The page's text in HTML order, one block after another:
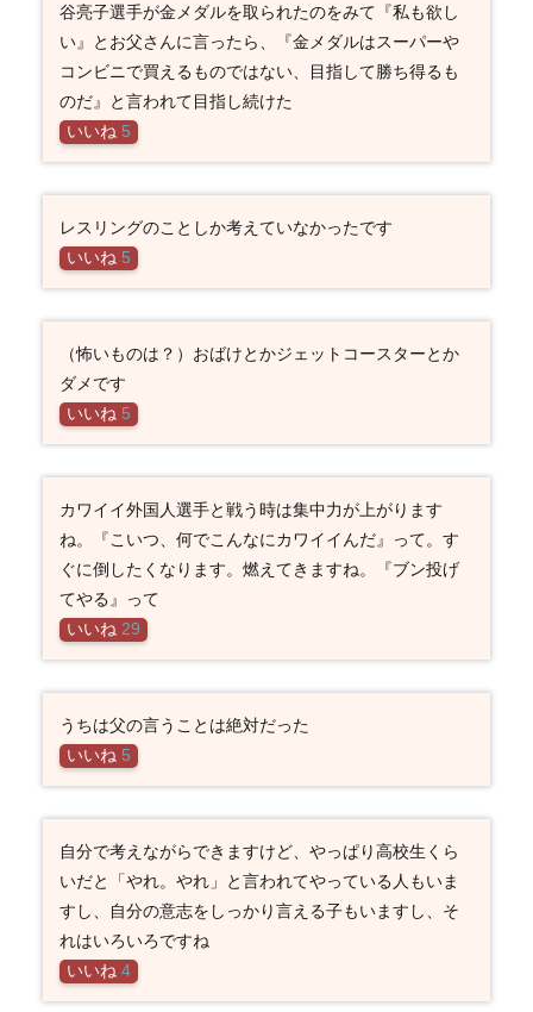
谷亮子選手が金メダルを取られたのをみて『私も欲し
い』とお父さんに言ったら、『金メダルはスーパーや
コンビニで買えるものではない、目指して勝ち得るも
のだ』と言われて目指し続けた
いいね 5
レスリングのことしか考えていなかったです
いいね 5
（怖いものは？）おばけとかジェットコースターとか
ダメです
いいね 5
カワイイ外国人選手と戦う時は集中力が上がります
ね。『こいつ、何でこんなにカワイイんだ』って。す
ぐに倒したくなります。燃えてきますね。『ブン投げ
てやる』って
いいね 29
うちは父の言うことは絶対だった
いいね 5
自分で考えながらできますけど、やっぱり高校生くら
いだと「やれ。やれ」と言われてやっている人もいま
すし、自分の意志をしっかり言える子もいますし、そ
れはいろいろですね
いいね 4